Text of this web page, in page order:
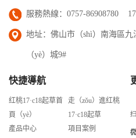
服務熱線：0757-86908780
地址：佛山市（shì）南海區
（yè）城9#
快捷導航
红桃17·c18起草首
頁（yè）
走（zǒu）進红桃
17·c18起草
產品中心
項目案例